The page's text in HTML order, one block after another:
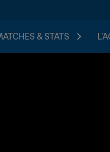
& STATS